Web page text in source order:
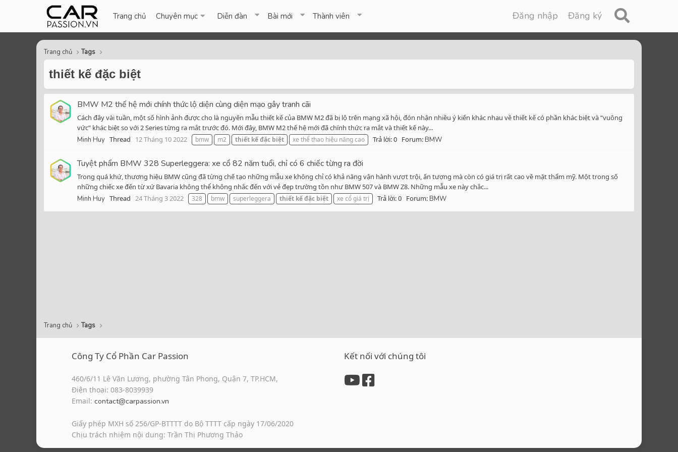
Trang chủ Chuyên mục Diễn đàn Bài mới Thành viên Đăng nhập Đăng ký
Trang chủ Tags
thiết kế đặc biệt
BMW M2 thế hệ mới chính thức lộ diện cùng diện mạo gây tranh cãi
Cách đây vài tuần, một số hình ảnh được cho là nguyên mẫu thiết kế của BMW M2 đã bị lộ trên mạng xã hội, đón nhận nhiều ý kiến khác nhau về thiết kế có phần khác biệt và “vuông
vức” khác biệt so với 2 Series từng ra mắt trước đó. Mới đây, BMW M2 thế hệ mới đã chính thức ra mắt và thiết kế này...
Minh Huy Thread 12 Tháng 10 2022 bmw m2 thiết kếđặc biệt xe thể thao hiệu năng cao Trả lời: 0 Forum:BMW
Tuyệt phẩm BMW 328 Superleggera: xe cổ 82 năm tuổi, chỉ có 6 chiếc từng ra đời
Trong quá khứ, thương hiệu BMW cũng đã từng chế tạo những mẫu xe không chỉ có khả năng vận hành vượt trội, ấn tượng mà còn có giá trị rất cao về mặt thẩm mỹ. Một trong số
những chiếc xe đến từ xứ Bavaria không thể không nhắc đến với vẻ đẹp trường tồn như BMW 507 và BMW Z8. Những mẫu xe này chắc...
Minh Huy Thread 24 Tháng 3 2022 328 bmw superleggera thiết kếđặc biệt xe cổ giá trị Trả lời: 0 Forum:BMW
Trang chủ Tags
Công Ty Cổ Phần Car Passion
460/6/11 Lê Văn Lương, phường Tân Phong, Quận 7, TP.HCM,
Điện thoại: 083-8039939
Email: contact@carpassion.vn
Giấy phép MXH số 256/GP-BTTTT do Bộ TTTT cấp ngày 17/06/2020
Chịu trách nhiệm nội dung: Trần Thị Phương Thảo
Kết nối với chúng tôi